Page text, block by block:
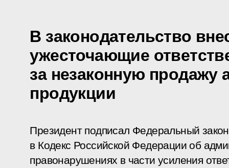
В законодательство
ужесточающие
за незаконную продажу
продукции
Президент подписал Федеральный
в Кодекс Российской Федерации об
правонарушениях в части усиления